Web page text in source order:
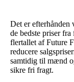
Det er
de bedste priser
flertallet af Future
reducere
samtidig til mænd
sikre fri fragt.